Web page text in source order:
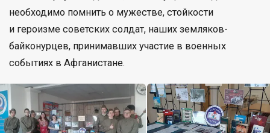
необходимо помнить о мужестве, стойкости
и героизме советских солдат, наших земляков-
байконурцев, принимавших участие в военных
событиях в Афганистане.